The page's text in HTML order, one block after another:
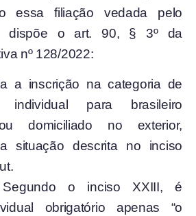
essa filiação vedada pelo
dispõe o art. 90, § 3º da
nº 128/2022:
a inscrição na categoria de
individual para brasileiro
domiciliado no exterior,
situação descrita no inciso
o inciso XXIII, é
obrigatório apenas “o